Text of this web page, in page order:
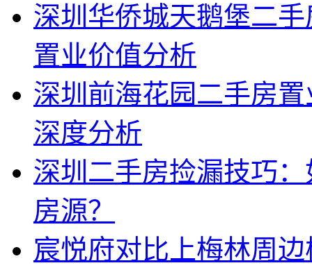
深圳华侨城天鹅堡二
置业价值分析
深圳前海花园二手房
深度分析
深圳二手房捡漏技巧
房源？
宸悦府对比上梅林周